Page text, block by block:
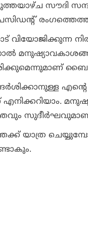
സൗദി
വിയോജിക്കുന്ന
എനിക്കറിയാം.
യാത്ര